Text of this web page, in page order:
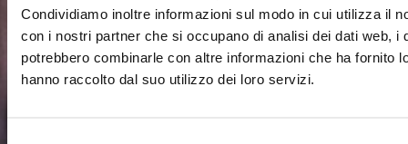
Condividiamo inoltre informazioni sul modo in cui utilizza il
con i nostri partner che si occupano di analisi dei dati web, i
potrebbero combinarle con altre informazioni che ha fornito
hanno raccolto dal suo utilizzo dei loro servizi.